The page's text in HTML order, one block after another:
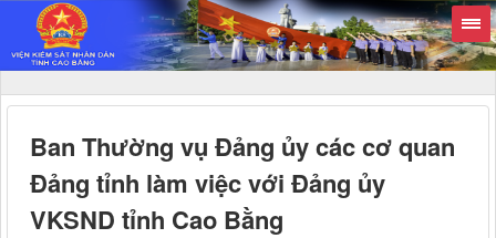
Ban Thường vụ Đảng ủy các cơ quan
Đảng tỉnh làm việc với Đảng ủy
VKSND tỉnh Cao Bằng